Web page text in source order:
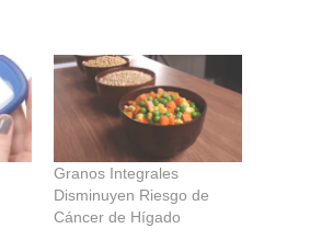
Granos Integrales
Disminuyen Riesgo de
Cáncer de Hígado